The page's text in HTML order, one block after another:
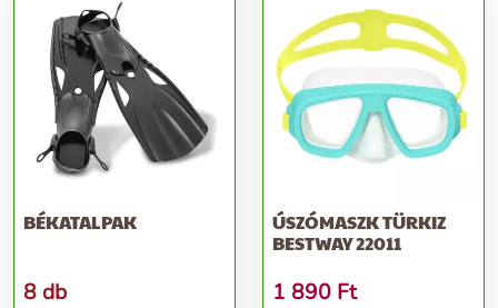
BÉKATALPAK
8 db
ÚSZÓMASZK TÜRKIZ
BESTWAY 22011
1 890 Ft